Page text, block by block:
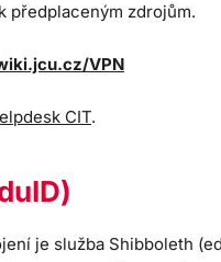
předplaceným zdrojům.
VPN
CIT.
je služba Shibboleth